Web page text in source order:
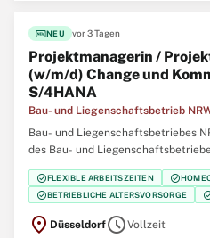
fiber_newNEU vor 3 Tagen
Projektmanagerin /
(w/m/d) Change und
S/4HANA
Bau- und Liegenschaftsbetrieb
Bau- und Liegenschaftsbetriebes
des Bau- und
Westfalen (BLB NRW) sucht zum
eine/einen Projektmanagerin /
Kommunikation SAP S/4HANA Der
check_circleFLEXIBLE ARBEITSZEITEN check_circle
check_circleBETRIEBLICHE ALTERSVORSORGE
location_on DüsseldorfscheduleVollzeit